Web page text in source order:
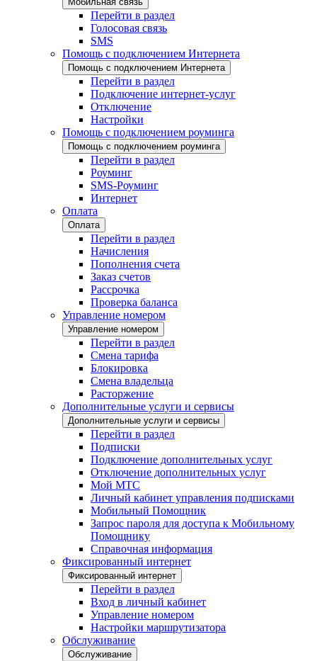
Перейти в раздел
Голосовая связь
SMS
Помощь с подключением Интернета
Помощь с подключением Интернета
Перейти в раздел
Подключение интернет-услуг
Отключение
Настройки
Помощь с подключением роуминга
Помощь с подключением роуминга
Перейти в раздел
Роуминг
SMS-Роуминг
Интернет
Оплата
Оплата
Перейти в раздел
Начисления
Пополнения счета
Заказ счетов
Рассрочка
Проверка баланса
Управление номером
Управление номером
Перейти в раздел
Смена тарифа
Блокировка
Смена владельца
Расторжение
Дополнительные услуги и сервисы
Дополнительные услуги и сервисы
Перейти в раздел
Подписки
Подключение дополнительных услуг
Отключение дополнительных услуг
Мой МТС
Личный кабинет управления подписками
Мобильный Помощник
Запрос пароля для доступа к Мобильному
Помощнику
Справочная информация
Фиксированный интернет
Фиксированный интернет
Перейти в раздел
Вход в личный кабинет
Управление номером
Настройки маршрутизатора
Обслуживание
Обслуживание